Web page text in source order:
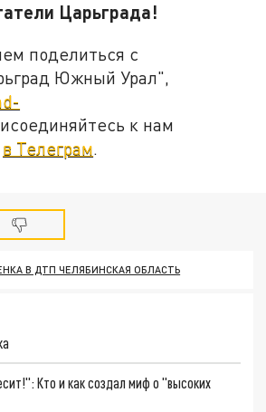
Царьграда!
поделиться с
Южный Урал",
к нам
в Телеграм.
В ДТП ЧЕЛЯБИНСКАЯ ОБЛАСТЬ
Кто и как создал миф о "высоких